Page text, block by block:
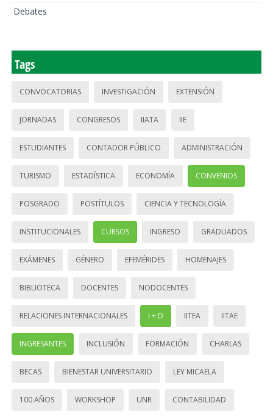
Debates
Tags
CONVOCATORIAS INVESTIGACIÓN EXTENSIÓN
JORNADAS CONGRESOS IIATA IIE
ESTUDIANTES CONTADOR PÚBLICO ADMINISTRACIÓN
TURISMO ESTADÍSTICA ECONOMÍA CONVENIOS
POSGRADO POSTÍTULOS CIENCIA Y TECNOLOGÍA
INSTITUCIONALES CURSOS INGRESO GRADUADOS
EXÁMENES GÉNERO EFEMÉRIDES HOMENAJES
BIBLIOTECA DOCENTES NODOCENTES
RELACIONES INTERNACIONALES I + D IITEA IITAE
INGRESANTES INCLUSIÓN FORMACIÓN CHARLAS
BECAS BIENESTAR UNIVERSITARIO LEY MICAELA
100 AÑOS WORKSHOP UNR CONTABILIDAD